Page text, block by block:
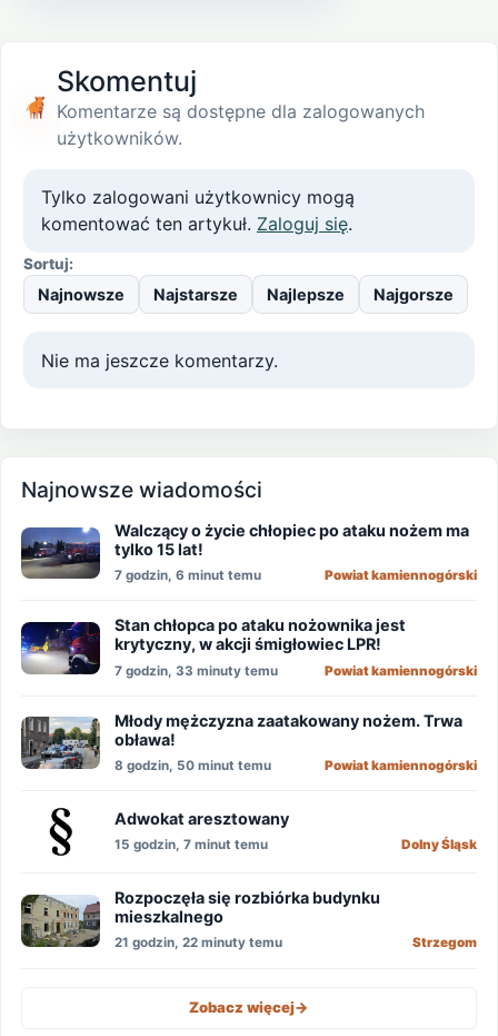
Skomentuj
Komentarze są dostępne dla zalogowanych
użytkowników.
Tylko zalogowani użytkownicy mogą
komentować ten artykuł. Zaloguj się.
Sortuj:
Najnowsze Najstarsze Najlepsze Najgorsze
Nie ma jeszcze komentarzy.
Najnowsze wiadomości
Walczący o życie chłopiec po ataku nożem ma
tylko 15 lat!
7 godzin, 6 minut temu Powiat kamiennogórski
Stan chłopca po ataku nożownika jest
krytyczny, w akcji śmigłowiec LPR!
7 godzin, 33 minuty temu Powiat kamiennogórski
Młody mężczyzna zaatakowany nożem. Trwa
obława!
8 godzin, 50 minut temu Powiat kamiennogórski
Adwokat aresztowany
15 godzin, 7 minut temu Dolny Śląsk
Rozpoczęła się rozbiórka budynku
mieszkalnego
21 godzin, 22 minuty temu Strzegom
Zobacz więcej->